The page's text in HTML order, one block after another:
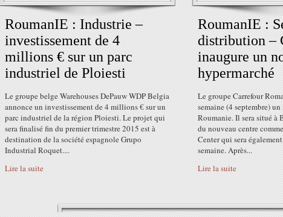
RoumanIE : Industrie –
investissement de 4
millions € sur un parc
industriel de Ploiesti
Le groupe belge Warehouses DePauw WDP Belgia
annonce un investissement de 4 millions € sur un
parc industriel de la région Ploiesti. Le projet qui
sera finalisé fin du premier trimestre 2015 est à
destination de la société espagnole Grupo
Industrial Roquet....
Lire la suite
RoumanIE :
distribution –
inaugure un
hypermarché
Le groupe Carrefour
semaine (4 septembre)
Roumanie. Il sera situé à
du nouveau centre
Center qui sera
semaine. Après...
Lire la suite